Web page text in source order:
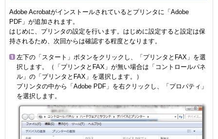
Adobe Acrobatがインストールされているとプリンタに「Adobe
PDF」が追加されます。
はじめに、プリンタの設定を行います。はじめに設定すると設定は保
持されるため、次回からは確認する程度となります。
左下の「スタート」ボタンをクリックし、「プリンタとFAX」を選
択します。（「プリンタとFAX」が無い場合は「コントロールパネ
ル」の「プリンタとFAX」を選択します。）
プリンタの中から「Adobe PDF」を右クリックし、「プロパティ」
を選択します。